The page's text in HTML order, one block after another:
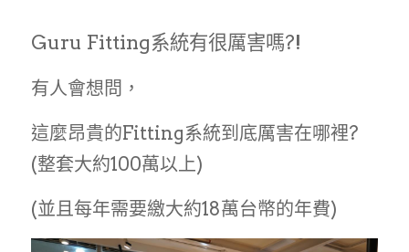
Guru Fitting系統有很厲害嗎?!
有人會想問，
這麼昂貴的Fitting系統到底厲害在哪裡?
(整套大約100萬以上)
(並且每年需要繳大約18萬台幣的年費)